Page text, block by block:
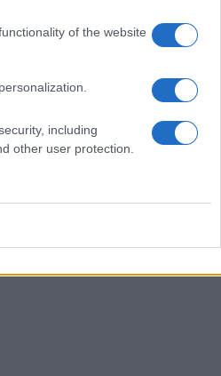
of the website
including
other user protection.
Leone 1
I carabinieri
alla